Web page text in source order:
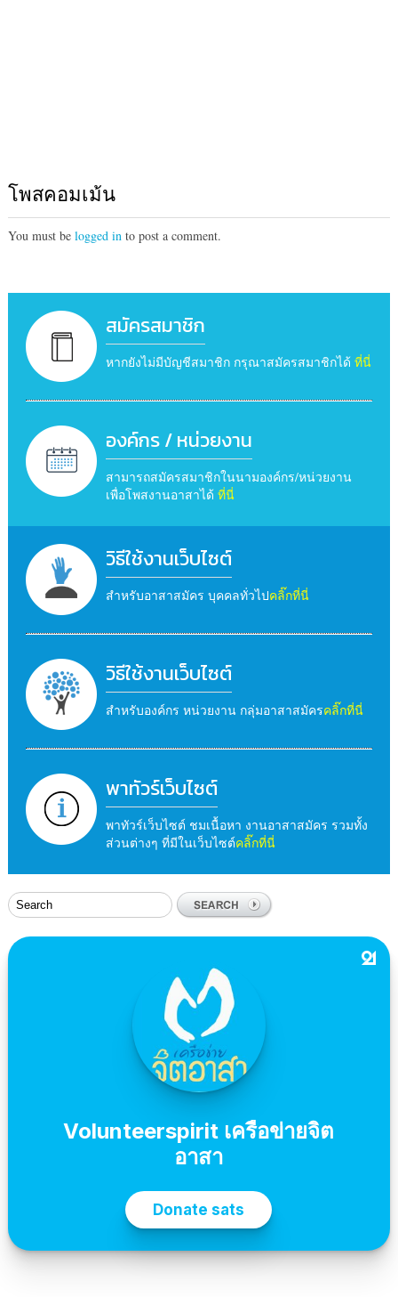
โพสคอมเม้น
You must be logged into post a comment.
สมัครสมาชิก
หากยังไม่มีบัญชีสมาชิก กรุณาสมัครสมาชิกได้ ที่นี่
องค์กร / หน่วยงาน
สามารถสมัครสมาชิกในนามองค์กร/หน่วยงาน
เพื่อโพสงานอาสาได้ ที่นี่
วิธีใช้งานเว็บไซต์
สำหรับอาสาสมัคร บุคคลทั่วไปคลิ๊กที่นี่
วิธีใช้งานเว็บไซต์
สำหรับองค์กร หน่วยงาน กลุ่มอาสาสมัครคลิ๊กที่นี่
พาทัวร์เว็บไซต์
พาทัวร์เว็บไซต์ ชมเนื้อหา งานอาสาสมัคร รวมทั้ง
ส่วนต่างๆ ที่มีในเว็บไซต์คลิ๊กที่นี่